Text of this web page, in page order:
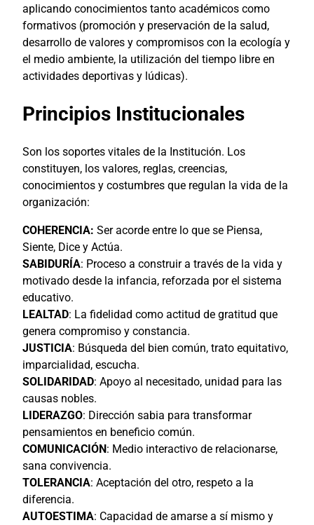
aplicando conocimientos tanto académicos como
formativos (promoción y preservación de la salud,
desarrollo de valores y compromisos con la ecología y
el medio ambiente, la utilización del tiempo libre en
actividades deportivas y lúdicas).
Principios Institucionales
Son los soportes vitales de la Institución. Los
constituyen, los valores, reglas, creencias,
conocimientos y costumbres que regulan la vida de la
organización:
COHERENCIA: Ser acorde entre lo que se Piensa,
Siente, Dice y Actúa.
SABIDURÍA: Proceso a construir a través de la vida y
motivado desde la infancia, reforzada por el sistema
educativo.
LEALTAD: La fidelidad como actitud de gratitud que
genera compromiso y constancia.
JUSTICIA: Búsqueda del bien común, trato equitativo,
imparcialidad, escucha.
SOLIDARIDAD: Apoyo al necesitado, unidad para las
causas nobles.
LIDERAZGO: Dirección sabia para transformar
pensamientos en beneficio común.
COMUNICACIÓN: Medio interactivo de relacionarse,
sana convivencia.
TOLERANCIA: Aceptación del otro, respeto a la
diferencia.
AUTOESTIMA: Capacidad de amarse a sí mismo y